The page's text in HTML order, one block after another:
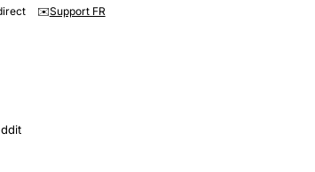
✉️Support FR